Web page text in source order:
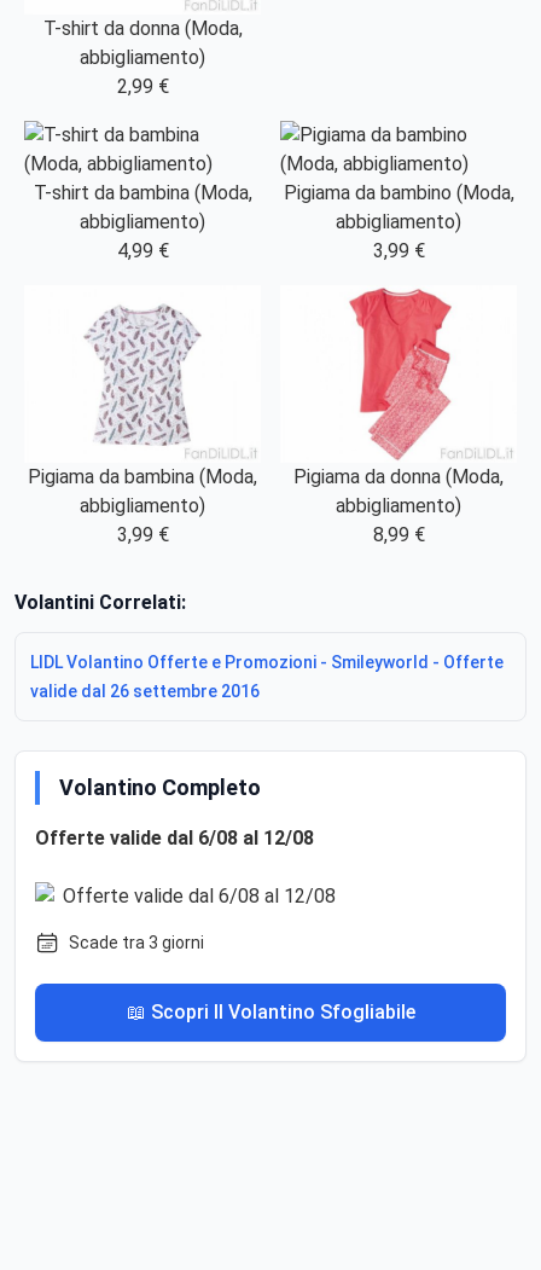
T-shirt da donna (Moda,
abbigliamento)
2,99 €
T-shirt da bambina (Moda,
abbigliamento)
4,99 €
Pigiama da bambino (Moda,
abbigliamento)
3,99 €
Pigiama da bambina (Moda,
abbigliamento)
3,99 €
Pigiama da donna (Moda,
abbigliamento)
8,99 €
Volantini Correlati:
LIDL Volantino Offerte e Promozioni - Smileyworld - Offerte
valide dal 26 settembre 2016
Volantino Completo
Offerte valide dal 6/08 al 12/08
Scade tra 3 giorni
📖 Scopri Il Volantino Sfogliabile